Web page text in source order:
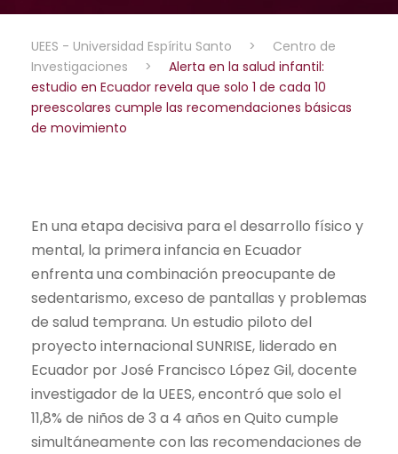
UEES - Universidad Espíritu Santo >
Centro de
Investigaciones
>
Alerta en la salud infantil:
estudio en Ecuador revela que solo 1 de cada 10
preescolares cumple las recomendaciones básicas
de movimiento
En una etapa decisiva para el desarrollo físico y
mental, la primera infancia en Ecuador
enfrenta una combinación preocupante de
sedentarismo, exceso de pantallas y problemas
de salud temprana. Un estudio piloto del
proyecto internacional SUNRISE, liderado en
Ecuador por José Francisco López Gil, docente
investigador de la UEES, encontró que solo el
11,8% de niños de 3 a 4 años en Quito cumple
simultáneamente con las recomendaciones de